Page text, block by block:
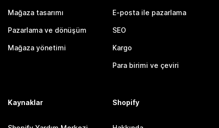
Mağaza tasarımı
Pazarlama ve dönüşüm
Mağaza yönetimi
E-posta ile pazarlama
SEO
Kargo
Para birimi ve çeviri
Kaynaklar Shopify